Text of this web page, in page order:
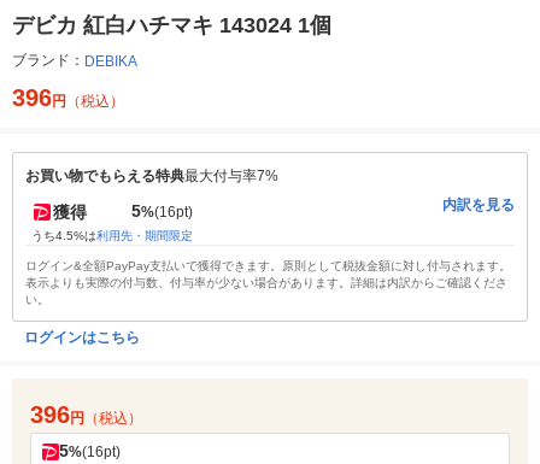
デビカ 紅白ハチマキ 143024 1個
ブランド： DEBIKA
396円 （税込）
お買い物でもらえる特典最大付与率7%
獲得 5%(16pt)
うち4.5%は利用先・期間限定
内訳を見る
ログイン&全額PayPay支払いで獲得できます。原則として税抜金額に対し付与されます。
表示よりも実際の付与数、付与率が少ない場合があります。詳細は内訳からご確認くださ
い。
ログインはこちら
396円 （税込）
5%(16pt)